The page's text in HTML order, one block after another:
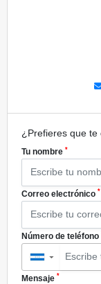
¿Prefieres que te
Tu nombre *
Correo electrónico *
Número de teléfono
▼
Mensaje *